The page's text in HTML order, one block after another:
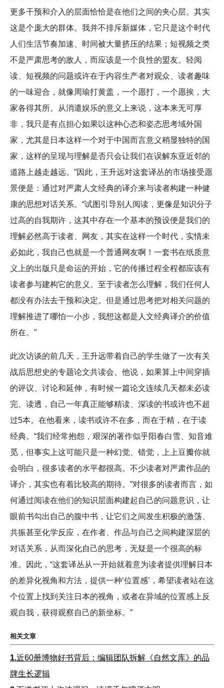
更多干预和介入的层面恰恰是在他们之间的夹心层。其实
这是个庞大的群体。我并不排斥新媒体，它只是这个时代
人们生活节奏加速、时间被大量挤压的结果；短视频之类
不是严肃思考的敌人，而应该是一个良性的盟友。轻阅
读、短视频的问题或许在于内容生产者对观众、读者趣味
的一味迎合，就像周瑜打黄盖，一个愿打，一个愿挨，大
家各得其所。从消遣娱乐的意义上来说，这本来无可厚
非，我只是有点担心如果以这种心态和姿态思考域外国
家，尤其是日本这样一个对于中国而言意义稍显独特的国
家，这样的呈现与理解是否只会让我们在误解东亚近邻的
道路上越走越远。”因此，王升远对这套译丛的市场接受愿
景便是：通过对严肃人文经典的译介来与读者构建一种健
康的思想对话关系。“试图引导别人阅读，更像是知识分子
过高的自我期许，这其中存在一个基本的预设便是我们的
理解必然高于读者、网友，其实在这样一个时代，实情未
必如此，我自己也就是一个普通网友啊！一套书在纸质意
义上的出版只是命运的开始，它的传播过程全程都应该有
读者参与建构它的意义。至于读者怎么理解，我们任何人
都没有办法去干预和决定。但是通过思考把对相关问题的
理解推进了哪怕一小步，我想这都是人文经典译介的价值
所在。”
此次访谈的前几天，王升远带着自己的学生做了一次有关
战后思想史的专题论文共读会。他说，如果算上中间穿插
的评议、讨论和延伸，有时候一篇论文连续几天都未必读
完、读透，自己一年真正能够精读、深读的书或许也不超
过5本。在他看来，读书或许不在多，而在于精，在于读
经典。“我们经常抱怨，艰深的著作似乎阳春白雪、知音难
觅，但事实上这可能只是一种幻觉、错觉，上上豆瓣你就
会明白，很多读者的水平都很高。不少读者对严肃作品的
译介，其实也有着比较高的期待。”对很多的读者而言，如
何通过阅读在他们的知识层面构建起自己的问题意识，让
眼前书勾出自己的腹中书，让它们之间发生积极的激荡、
共振甚至化学反应，在作者、作品与自己之间构建深层的
对话关系，从而深化自己的思考，无疑是一个很高的标
准。因此，“这套译丛从一开始就着意为读者提供理解日本
的差异化视角和方法，提供一种‘位置感’，希望读者站在这
个位置上找到关注日本的视角，或者在异域的位置感上反
观自我，获得观察自己的新坐标。”
相关文章
1.近60册博物好书背后：编辑团队拆解《自然文库》的品
牌生长逻辑